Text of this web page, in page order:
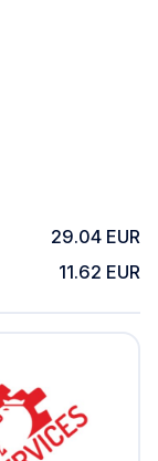
29.04 EUR
11.62 EUR